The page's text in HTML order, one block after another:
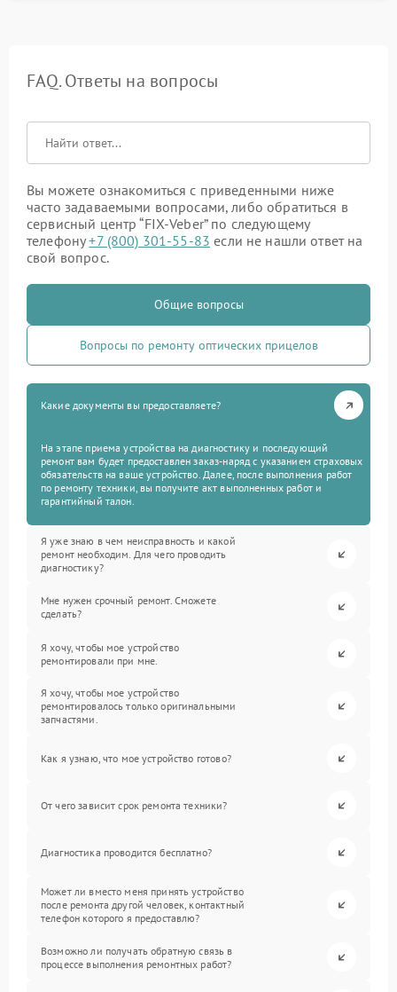
FAQ. Ответы на вопросы
Вы можете ознакомиться с приведенными ниже
часто задаваемыми вопросами, либо обратиться в
сервисный центр “FIX-Veber” по следующему
телефону+7 (800) 301-55-83 если не нашли ответ на
свой вопрос.
Общие вопросы
Вопросы по ремонту оптических прицелов
Какие документы вы предоставляете?
На этапе приема устройства на диагностику и последующий
ремонт вам будет предоставлен заказ-наряд с указанием страховых
обязательств на ваше устройство. Далее, после выполнения работ
по ремонту техники, вы получите акт выполненных работ и
гарантийный талон.
Я уже знаю в чем неисправность и какой
ремонт необходим. Для чего проводить
диагностику?
Мне нужен срочный ремонт. Сможете
сделать?
Я хочу, чтобы мое устройство
ремонтировали при мне.
Я хочу, чтобы мое устройство
ремонтировалось только оригинальными
запчастями.
Как я узнаю, что мое устройство готово?
От чего зависит срок ремонта техники?
Диагностика проводится бесплатно?
Может ли вместо меня принять устройство
после ремонта другой человек, контактный
телефон которого я предоставлю?
Возможно ли получать обратную связь в
процессе выполнения ремонтных работ?